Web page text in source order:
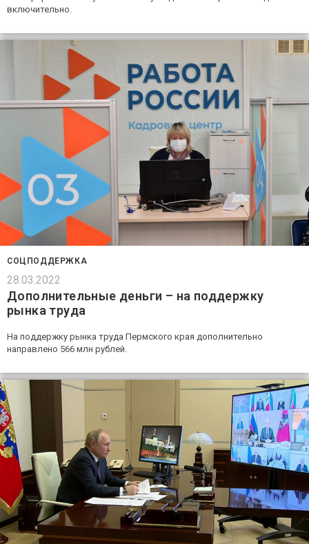
включительно.
СОЦПОДДЕРЖКА
28.03.2022
Дополнительные деньги – на поддержку
рынка труда
На поддержку рынка труда Пермского края дополнительно
направлено 566 млн рублей.